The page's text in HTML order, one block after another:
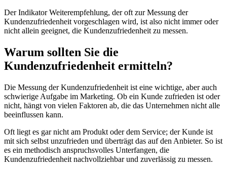
Der Indikator Weiterempfehlung, der oft zur Messung der
Kundenzufriedenheit vorgeschlagen wird, ist also nicht immer oder
nicht allein geeignet, die Kundenzufriedenheit zu messen.
Warum sollten Sie die
Kundenzufriedenheit ermitteln?
Die Messung der Kundenzufriedenheit ist eine wichtige, aber auch
schwierige Aufgabe im Marketing. Ob ein Kunde zufrieden ist oder
nicht, hängt von vielen Faktoren ab, die das Unternehmen nicht alle
beeinflussen kann.
Oft liegt es gar nicht am Produkt oder dem Service; der Kunde ist
mit sich selbst unzufrieden und überträgt das auf den Anbieter. So ist
es ein methodisch anspruchsvolles Unterfangen, die
Kundenzufriedenheit nachvollziehbar und zuverlässig zu messen.